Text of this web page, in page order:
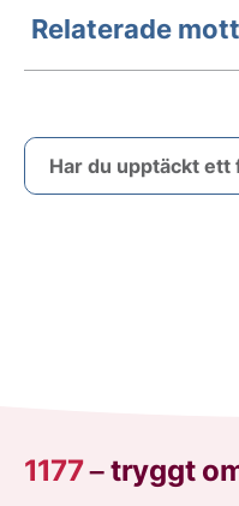
Relaterade
Har du upptäckt ett
1177–tryggt